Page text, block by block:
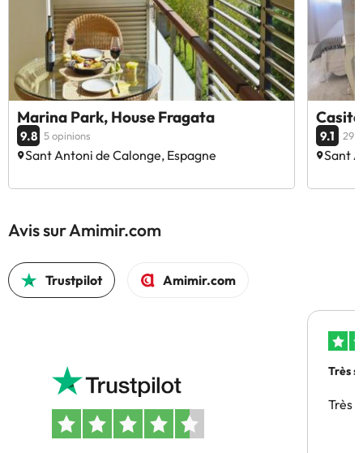
Marina Park, House Fragata
9.8 5 opinions
Sant Antoni de Calonge, Espagne
9.1 29
Sant
Avis sur Amimir.com
Trustpilot Amimir.com
Très
Très